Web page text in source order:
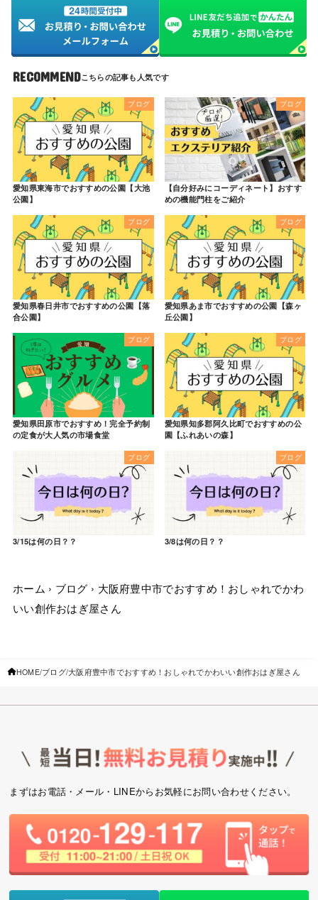
RECOMMEND
ブログ
愛知県東海市でおすすめの公園【大池
公園】
ブログ
【自分好みにコーディネート】おすす
めの機能門柱をご紹介
ブログ
愛知県春日井市でおすすめの公園【落
合公園】
ブログ
愛知県あま市でおすすめの公園【森ヶ
丘公園】
ブログ
愛知県田原市でおすすめ！完全予約制
の定食が大人気の市場食堂
ブログ
愛知県知多郡阿久比町でおすすめの公
園【ふれあいの森】
ブログ
3/15は何の日？？
ブログ
3/8は何の日？？
ホーム › ブログ › 大阪府豊中市でおすすめ！おしゃれでかわ
いい創作おはぎ屋さん
HOME ブログ 大阪府豊中市でおすすめ！おしゃれでかわいい創作おはぎ屋さん
まずはお電話・メール・LINEからお気軽にお問い合わせください。